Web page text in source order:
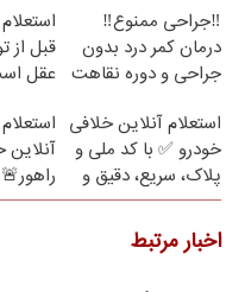
‼️جراحی ممنوع‼️
درمان کمر درد بدون
جراحی و دوره نقاهت
قبل از
عقل
استعلام آنلاین خلافی
خودرو ✅ با کد ملی و
پلاک، سریع، دقیق و
بدون معطلی
راهور🚨
اخبار مرتبط